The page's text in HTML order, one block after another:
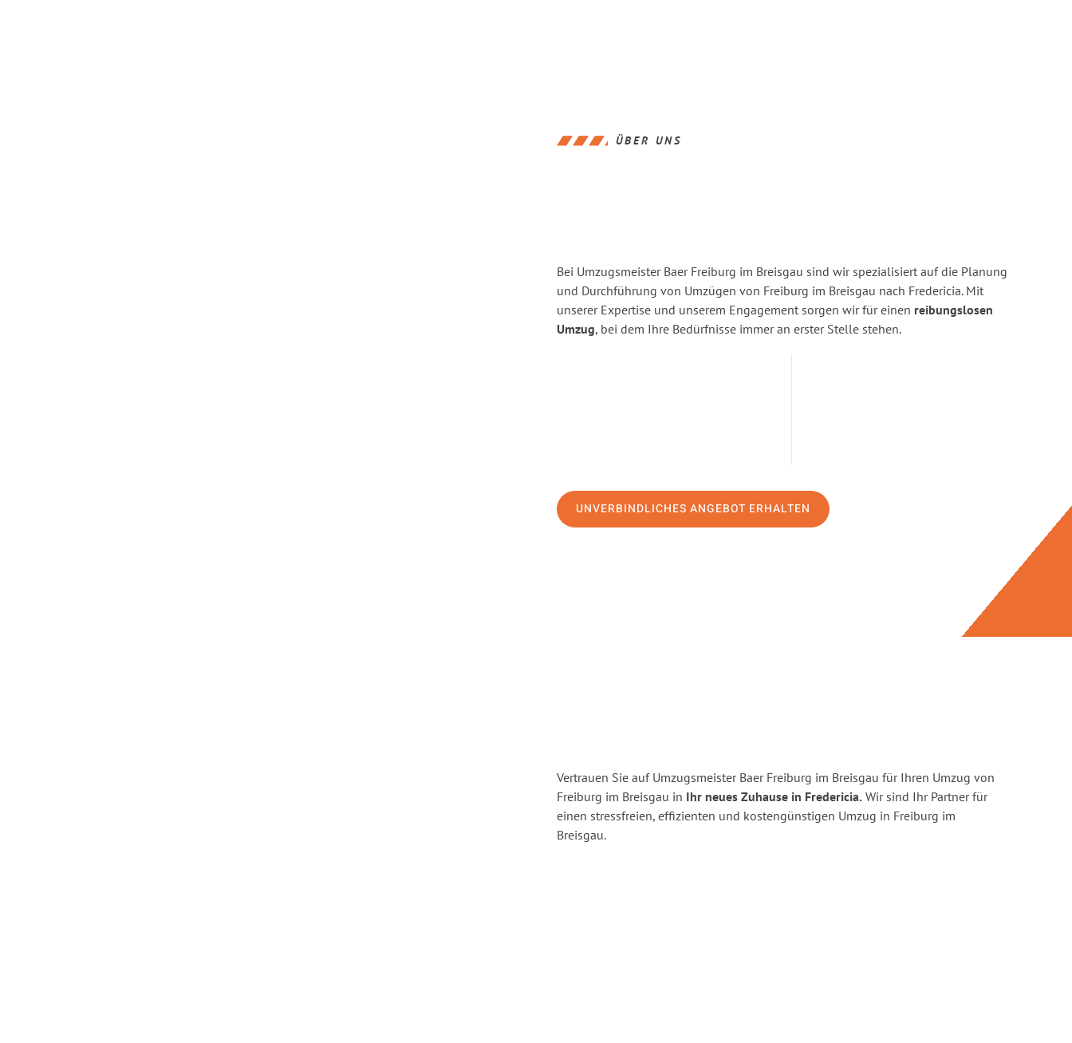
ÜBER UNS
Bei Umzugsmeister Baer Freiburg im Breisgau sind wir spezialisiert auf die Planung
und Durchführung von Umzügen von Freiburg im Breisgau nach Fredericia. Mit
unserer Expertise und unserem Engagement sorgen wir für einen reibungslosen
Umzug, bei dem Ihre Bedürfnisse immer an erster Stelle stehen.
UNVERBINDLICHES ANGEBOT ERHALTEN
Vertrauen Sie auf Umzugsmeister Baer Freiburg im Breisgau für Ihren Umzug von
Freiburg im Breisgau in Ihr neues Zuhause in Fredericia. Wir sind Ihr Partner für
einen stressfreien, effizienten und kostengünstigen Umzug in Freiburg im
Breisgau.